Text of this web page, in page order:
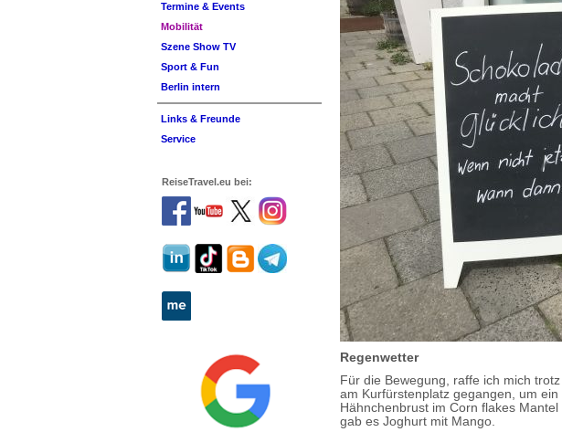
Regenwetter
Für die Bewegung, raffe ich mich
am Kurfürstenplatz gegangen, um
Hähnchenbrust im Corn flakes
gab es Joghurt mit Mango.
Termine & Events
Mobilität
Szene Show TV
Sport & Fun
Berlin intern
Links & Freunde
Service
ReiseTravel.eu bei: